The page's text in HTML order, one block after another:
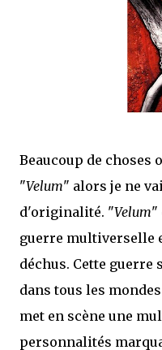
que Thomas connaissait et
ne connaissait pas, habitée par la
une ville pleine de mystères et de
Beaucoup de choses
"Velum" alors je ne
d'originalité. "Velum"
guerre multiverselle
déchus. Cette
dans tous les
met en scène une
personnalités